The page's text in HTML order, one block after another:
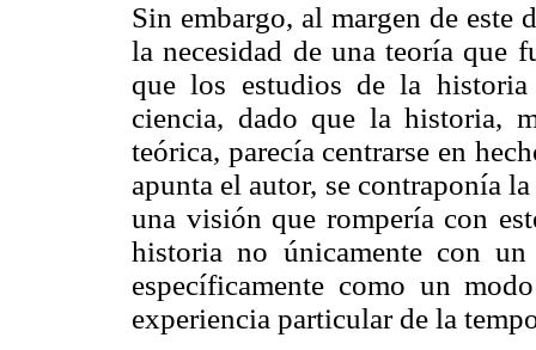
Sin embargo, al margen de este
la necesidad de una teoría que
que los estudios de la
ciencia, dado que la historia,
teórica, parecía centrarse en
apunta el autor, se contraponía
una visión que rompería con
historia no únicamente con
específicamente como un
experiencia particular de la